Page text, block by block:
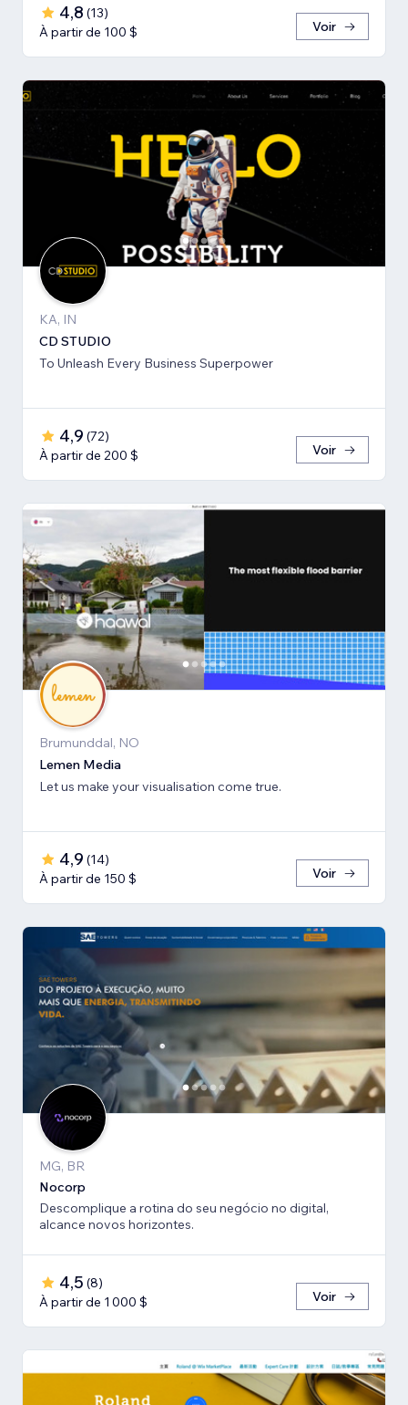
4,8 (13)
À partir de 100 $
Voir
KA, IN
CD STUDIO
To Unleash Every Business Superpower
4,9 (72)
À partir de 200 $
Voir
Brumunddal, NO
Lemen Media
Let us make your visualisation come true.
4,9 (14)
À partir de 150 $
Voir
MG, BR
Nocorp
Descomplique a rotina do seu negócio no digital,
alcance novos horizontes.
4,5 (8)
À partir de 1 000 $
Voir